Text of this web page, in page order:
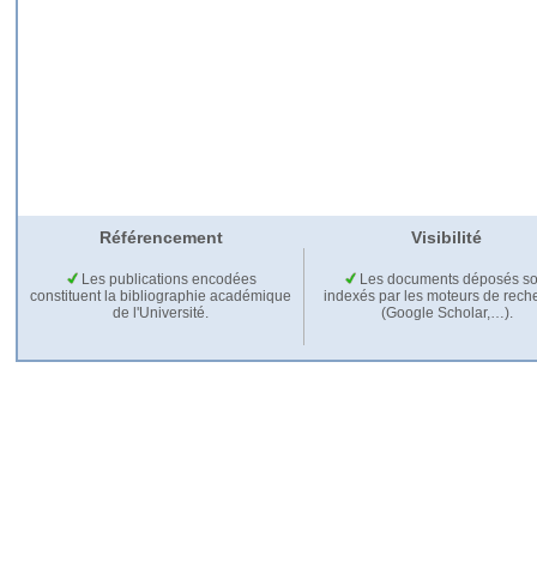
Référencement Visibilité
Les publications encodées
constituent la bibliographie académique
de l'Université.
Les documents déposés
indexés par les moteurs de
(Google Scholar,…).